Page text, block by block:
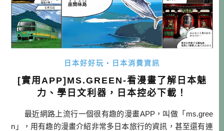
日本好好玩・日本消費資訊
[實用APP]MS.GREEN-看漫畫了解日本魅
力、學日文利器，日本控必下載！
最近網路上流行一個很有趣的漫畫APP，叫做「ms.gree
n」，用有趣的漫畫介紹非常多日本旅行的資訊，甚至還有連